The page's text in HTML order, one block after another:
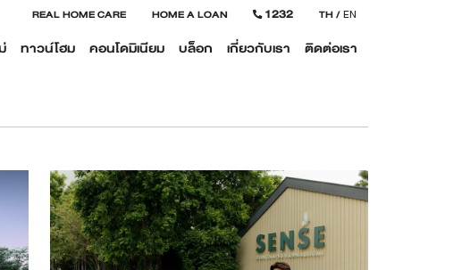
REAL HOME CARE HOME A LOAN 1232 TH/EN
ทาวน์โฮม คอนโดมิเนียม บล็อก เกี่ยวกับเรา ติดต่อเรา